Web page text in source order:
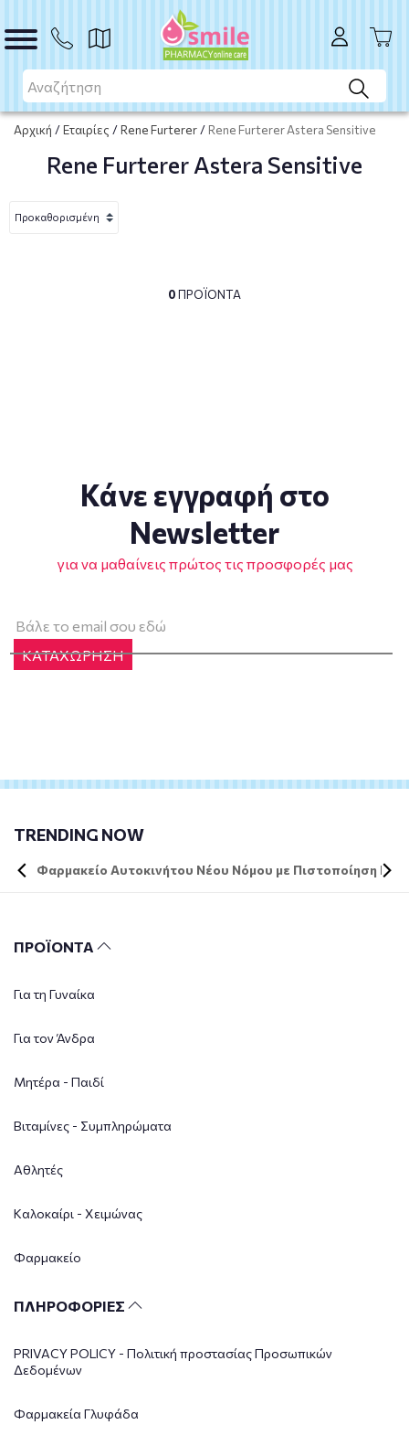
Αρχική /Εταιρίες /Rene Furterer / Rene Furterer Astera Sensitive
Rene Furterer Astera Sensitive
0ΠΡΟΪΌΝΤΑ
Κάνε εγγραφή στο
Newsletter
για να μαθαίνεις πρώτος τις προσφορές μας
ΚΑΤΑΧΩΡΗΣΗ
TRENDING NOW
Φαρμακείο Αυτοκινήτου Νέου Νόμου με Πιστοποίηση DIN
ΠΡΟΪΟΝΤΑ
Για τη Γυναίκα
Για τον Άνδρα
Μητέρα - Παιδί
Βιταμίνες - Συμπληρώματα
Αθλητές
Καλοκαίρι - Χειμώνας
Φαρμακείο
ΠΛΗΡΟΦΟΡΙΕΣ
PRIVACY POLICY - Πολιτική προστασίας Προσωπικών
Δεδομένων
Φαρμακεία Γλυφάδα